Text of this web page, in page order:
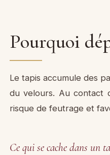
Pourquoi
Le tapis accumule des
du velours. Au contact
risque de feutrage et
Ce qui se cache dans un